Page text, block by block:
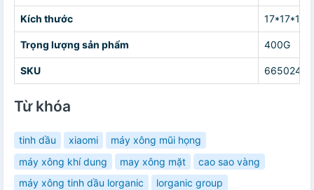
Kích thước
Trọng lượng sản phẩm 400G
SKU
Từ khóa
tinh dầu xiaomi
máy xông mũi họng
máy xông khí dung
may xông mặt
cao sao vàng
máy xông tinh dầu lorganic
lorganic group